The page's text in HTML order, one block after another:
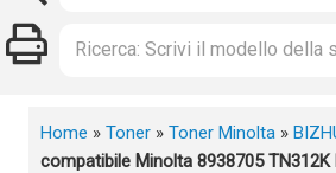
Home » Toner » Toner Minolta »
compatibile Minolta 8938705 TN312K